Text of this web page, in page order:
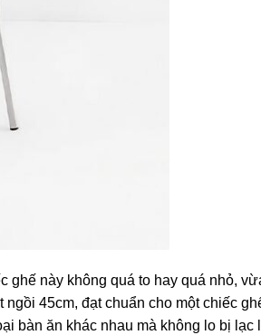
ghế này không quá to hay quá nhỏ,
45cm, đạt chuẩn cho một chiếc
bàn ăn khác nhau mà không lo bị lạc